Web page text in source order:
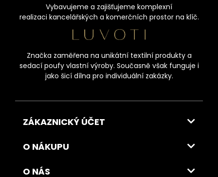
Vybavujeme a zajišťujeme komplexní
realizaci kancelářských a komerčních prostor na klíč.
Značka zaměřena na unikátní textilní produkty a
sedací poufy vlastní výroby. Současně však funguje i
jako šicí dílna pro individuální zakázky.
ZÁKAZNICKÝ ÚČET
O NÁKUPU
O NÁS